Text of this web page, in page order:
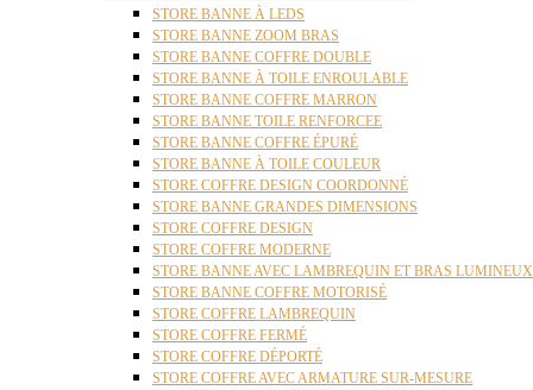
STORE BANNE À LEDS
STORE BANNE ZOOM BRAS
STORE BANNE COFFRE DOUBLE
STORE BANNE À TOILE ENROULABLE
STORE BANNE COFFRE MARRON
STORE BANNE TOILE RENFORCEE
STORE BANNE COFFRE ÉPURÉ
STORE BANNE À TOILE COULEUR
STORE COFFRE DESIGN COORDONNÉ
STORE BANNE GRANDES DIMENSIONS
STORE COFFRE DESIGN
STORE COFFRE MODERNE
STORE BANNE AVEC LAMBREQUIN ET BRAS LUMINEUX
STORE BANNE COFFRE MOTORISÉ
STORE COFFRE LAMBREQUIN
STORE COFFRE FERMÉ
STORE COFFRE DÉPORTÉ
STORE COFFRE AVEC ARMATURE SUR-MESURE